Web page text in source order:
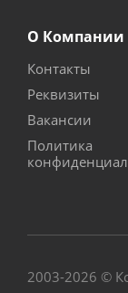
О Компании
Контакты
Реквизиты
Вакансии
Политика
2003-2026 ©